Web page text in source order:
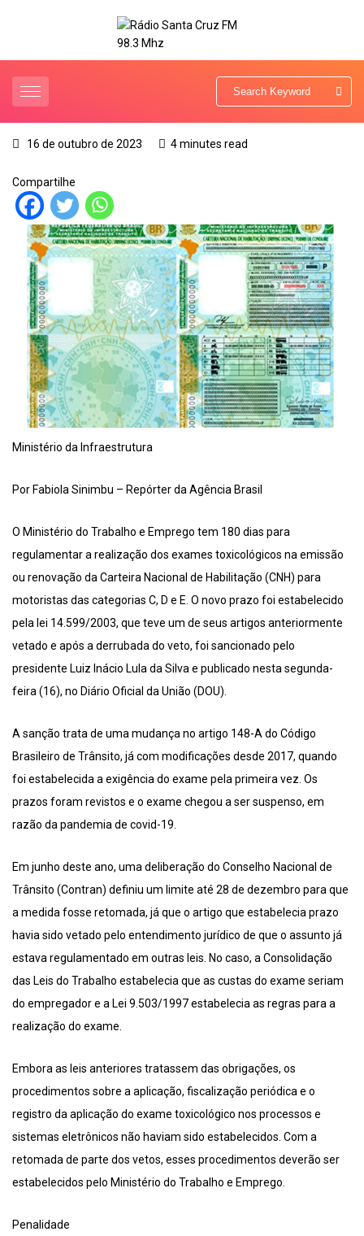
16 de outubro de 2023 4 minutes read
Compartilhe
Ministério da Infraestrutura
Por Fabiola Sinimbu – Repórter da Agência Brasil
O Ministério do Trabalho e Emprego tem 180 dias para
regulamentar a realização dos exames toxicológicos na emissão
ou renovação da Carteira Nacional de Habilitação (CNH) para
motoristas das categorias C, D e E. O novo prazo foi estabelecido
pela lei 14.599/2003, que teve um de seus artigos anteriormente
vetado e após a derrubada do veto, foi sancionado pelo
presidente Luiz Inácio Lula da Silva e publicado nesta segunda-
feira (16), no Diário Oficial da União (DOU).
A sanção trata de uma mudança no artigo 148-A do Código
Brasileiro de Trânsito, já com modificações desde 2017, quando
foi estabelecida a exigência do exame pela primeira vez. Os
prazos foram revistos e o exame chegou a ser suspenso, em
razão da pandemia de covid-19.
Em junho deste ano, uma deliberação do Conselho Nacional de
Trânsito (Contran) definiu um limite até 28 de dezembro para que
a medida fosse retomada, já que o artigo que estabelecia prazo
havia sido vetado pelo entendimento jurídico de que o assunto já
estava regulamentado em outras leis. No caso, a Consolidação
das Leis do Trabalho estabelecia que as custas do exame seriam
do empregador e a Lei 9.503/1997 estabelecia as regras para a
realização do exame.
Embora as leis anteriores tratassem das obrigações, os
procedimentos sobre a aplicação, fiscalização periódica e o
registro da aplicação do exame toxicológico nos processos e
sistemas eletrônicos não haviam sido estabelecidos. Com a
retomada de parte dos vetos, esses procedimentos deverão ser
estabelecidos pelo Ministério do Trabalho e Emprego.
Penalidade